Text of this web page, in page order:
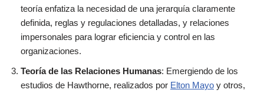
teoría enfatiza la necesidad de una jerarquía claramente
definida, reglas y regulaciones detalladas, y relaciones
impersonales para lograr eficiencia y control en las
organizaciones.
Teoría de las Relaciones Humanas: Emergiendo de los
estudios de Hawthorne, realizados por Elton Mayo y otros,